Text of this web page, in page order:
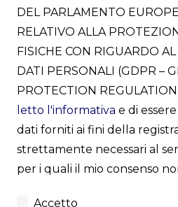
DEL PARLAMENTO
RELATIVO ALLA
FISICHE CON RIGUARDO
DATI PERSONALI (GDPR –
PROTECTION
letto l'informativa e di
dati forniti ai fini della
strettamente necessari al
per i quali il mio consenso
Accetto